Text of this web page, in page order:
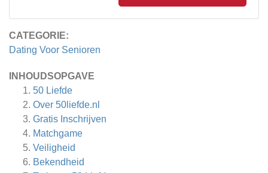
CATEGORIE:
Dating Voor Senioren
INHOUDSOPGAVE
50 Liefde
Over 50liefde.nl
Gratis Inschrijven
Matchgame
Veiligheid
Bekendheid